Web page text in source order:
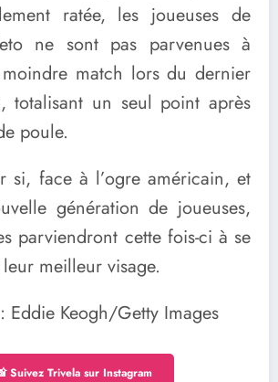
ratée, les joueuses de
ne sont pas parvenues à
match lors du dernier
totalisant un seul point après
poule.
si, face à l’ogre américain, et
génération de joueuses,
parviendront cette fois-ci à se
meilleur visage.
Eddie Keogh/Getty Images
Suivez Trivela sur Instagram